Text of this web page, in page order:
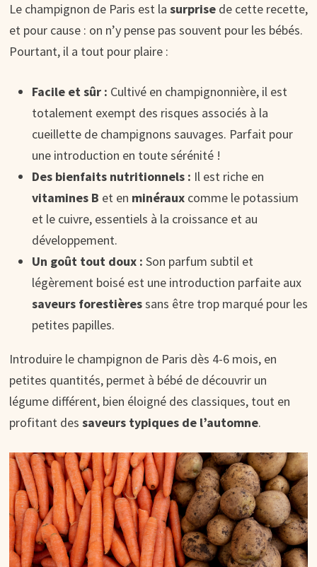
Le champignon de Paris est la surprisede cette recette,
et pour cause : on n’y pense pas souvent pour les bébés.
Pourtant, il a tout pour plaire :
Facile et sûr : Cultivé en champignonnière, il est
totalement exempt des risques associés à la
cueillette de champignons sauvages. Parfait pour
une introduction en toute sérénité !
Des bienfaits nutritionnels : Il est riche en
vitamines B et en minérauxcomme le potassium
et le cuivre, essentiels à la croissance et au
développement.
Un goût tout doux : Son parfum subtil et
légèrement boisé est une introduction parfaite aux
saveurs forestièressans être trop marqué pour les
petites papilles.
Introduire le champignon de Paris dès 4-6 mois, en
petites quantités, permet à bébé de découvrir un
légume différent, bien éloigné des classiques, tout en
profitant des saveurs typiques de l’automne.